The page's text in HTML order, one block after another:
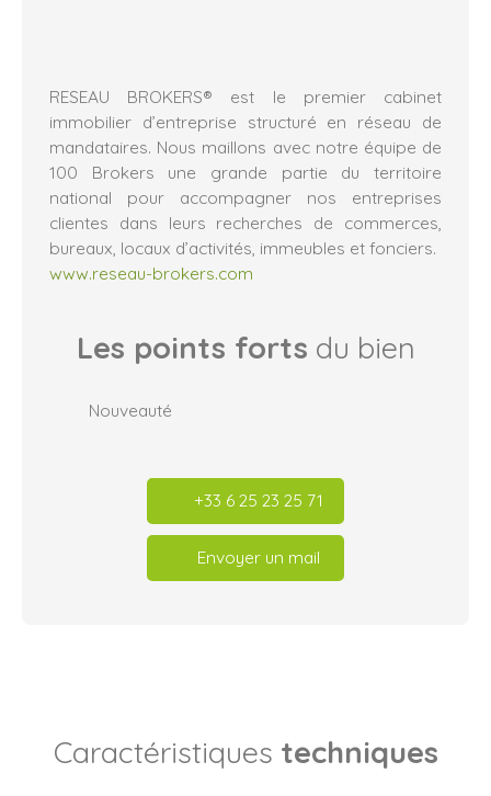
RESEAU BROKERS® est le premier cabinet
immobilier d’entreprise structuré en réseau de
mandataires. Nous maillons avec notre équipe de
100 Brokers une grande partie du territoire
national pour accompagner nos entreprises
clientes dans leurs recherches de commerces,
bureaux, locaux d’activités, immeubles et fonciers.
www.reseau-brokers.com
Les points forts du bien
Nouveauté
+33 6 25 23 25 71
Envoyer un mail
Caractéristiques techniques